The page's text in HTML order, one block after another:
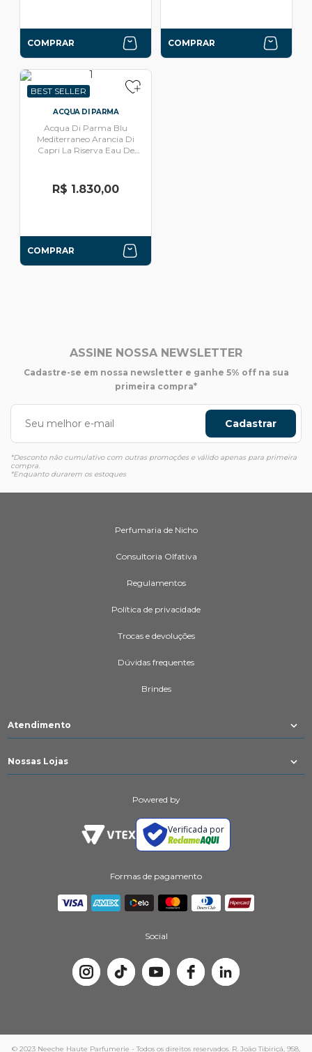
COMPRAR COMPRAR
BEST SELLER
ACQUA DI PARMA
Acqua Di Parma Blu
Mediterraneo Arancia Di
Capri La Riserva Eau De
R$ 1.830,00
COMPRAR
ASSINE NOSSA NEWSLETTER
Cadastre-se em nossa newsletter e ganhe 5% off na sua
primeira compra*
Cadastrar
*Desconto não cumulativo com outras promoções e válido apenas para primeira
compra.
*Enquanto durarem os estoques
Perfumaria de Nicho
Consultoria Olfativa
Regulamentos
Política de privacidade
Trocas e devoluções
Dúvidas frequentes
Brindes
Atendimento
Nossas Lojas
Powered by
Verificada por
Formas de pagamento
Social
© 2023 Neeche Haute Parfumerie - Todos os direitos reservados. R. João Tibiriçá, 958,